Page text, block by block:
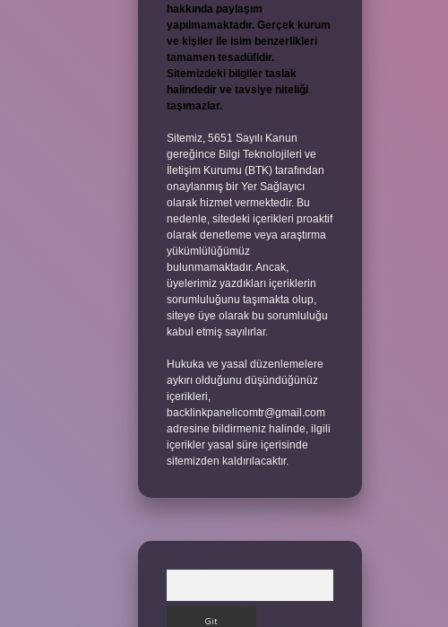
hakkında paylaşım
yapılmamaktadır. Gerçek kurum
ve kişiler ile isim benzerlikleri
tamamen tesadüfidir.
Sitemizdeki bilgiler taslak
halindedir ve tavsiye niteliği
taşımazlar.
Sitemiz, 5651 Sayılı Kanun
gereğince Bilgi Teknolojileri ve
İletişim Kurumu (BTK) tarafından
onaylanmış bir Yer Sağlayıcı
olarak hizmet vermektedir. Bu
nedenle, sitedeki içerikleri proaktif
olarak denetleme veya araştırma
yükümlülüğümüz
bulunmamaktadır. Ancak,
üyelerimiz yazdıkları içeriklerin
sorumluluğunu taşımakta olup,
siteye üye olarak bu sorumluluğu
kabul etmiş sayılırlar.
Hukuka ve yasal düzenlemelere
aykırı olduğunu düşündüğünüz
içerikleri,
backlinkpanelicomtr@gmail.com
adresine bildirmeniz halinde, ilgili
içerikler yasal süre içerisinde
sitemizden kaldırılacaktır.